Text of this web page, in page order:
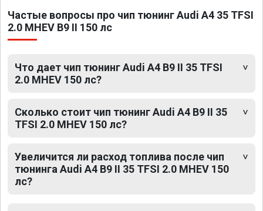
Частые вопросы про чип тюнинг Audi A4 35 TFSI
2.0 MHEV B9 II 150 лс
Что дает чип тюнинг Audi A4 B9 II 35 TFSI
2.0 MHEV 150 лс?
Сколько стоит чип тюнинг Audi A4 B9 II 35
TFSI 2.0 MHEV 150 лс?
Увеличится ли расход топлива после чип
тюнинга Audi A4 B9 II 35 TFSI 2.0 MHEV 150
лс?